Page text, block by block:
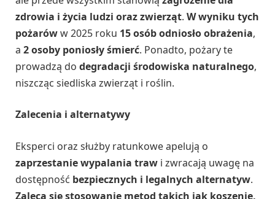
zdrowia i życia ludzi oraz zwierząt. W wyniku tych
pożaróww 2025 roku 15 osób odniosło obrażenia,
a 2 osoby poniosły śmierć. Ponadto, pożary te
prowadzą do degradacji środowiska naturalnego,
niszcząc siedliska zwierząt i roślin.
Zalecenia i alternatywy
Eksperci oraz służby ratunkowe apelują o
zaprzestanie wypalania traw i zwracają uwagę na
dostępność bezpiecznych i legalnych alternatyw.
Zaleca się stosowanie metod takich jak koszenie,